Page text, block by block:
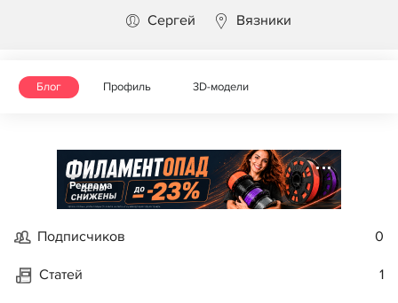
Сергей Вязники
Блог Профиль 3D-модели
Реклама
Подписчиков 0
Статей 1